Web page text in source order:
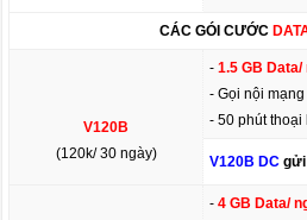
CÁC GÓI CƯỚC
V120B
(120k/ 30 ngày)
-1.5 GB Data/
- Gọi nội
- 50 phút thoại
V120B DCgửi
-4 GB Data/